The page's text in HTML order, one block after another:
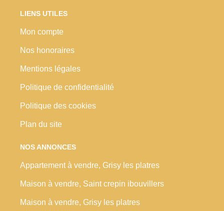
LIENS UTILES
Mon compte
Nos honoraires
Mentions légales
Politique de confidentialité
Politique des cookies
Plan du site
NOS ANNONCES
Appartement à vendre, Grisy les platres
Maison à vendre, Saint crepin ibouvillers
Maison à vendre, Grisy les platres